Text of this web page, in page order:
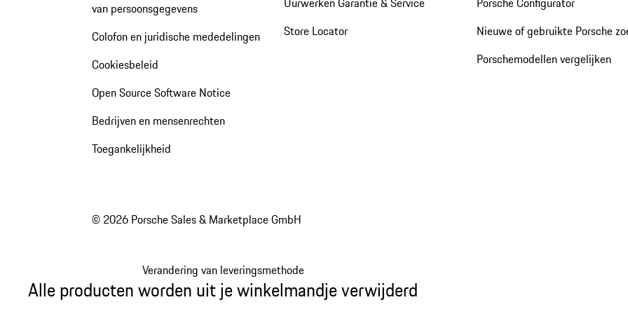
van persoonsgegevens
Colofon en juridische mededelingen
Cookiesbeleid
Open Source Software Notice
Bedrijven en mensenrechten
Toegankelijkheid
Store Locator
Nieuwe of gebruikte Porsche
Porschemodellen vergelijken
© 2026 Porsche Sales & Marketplace GmbH
Verandering van leveringsmethode
Alle producten worden uit je winkelmandje verwijderd